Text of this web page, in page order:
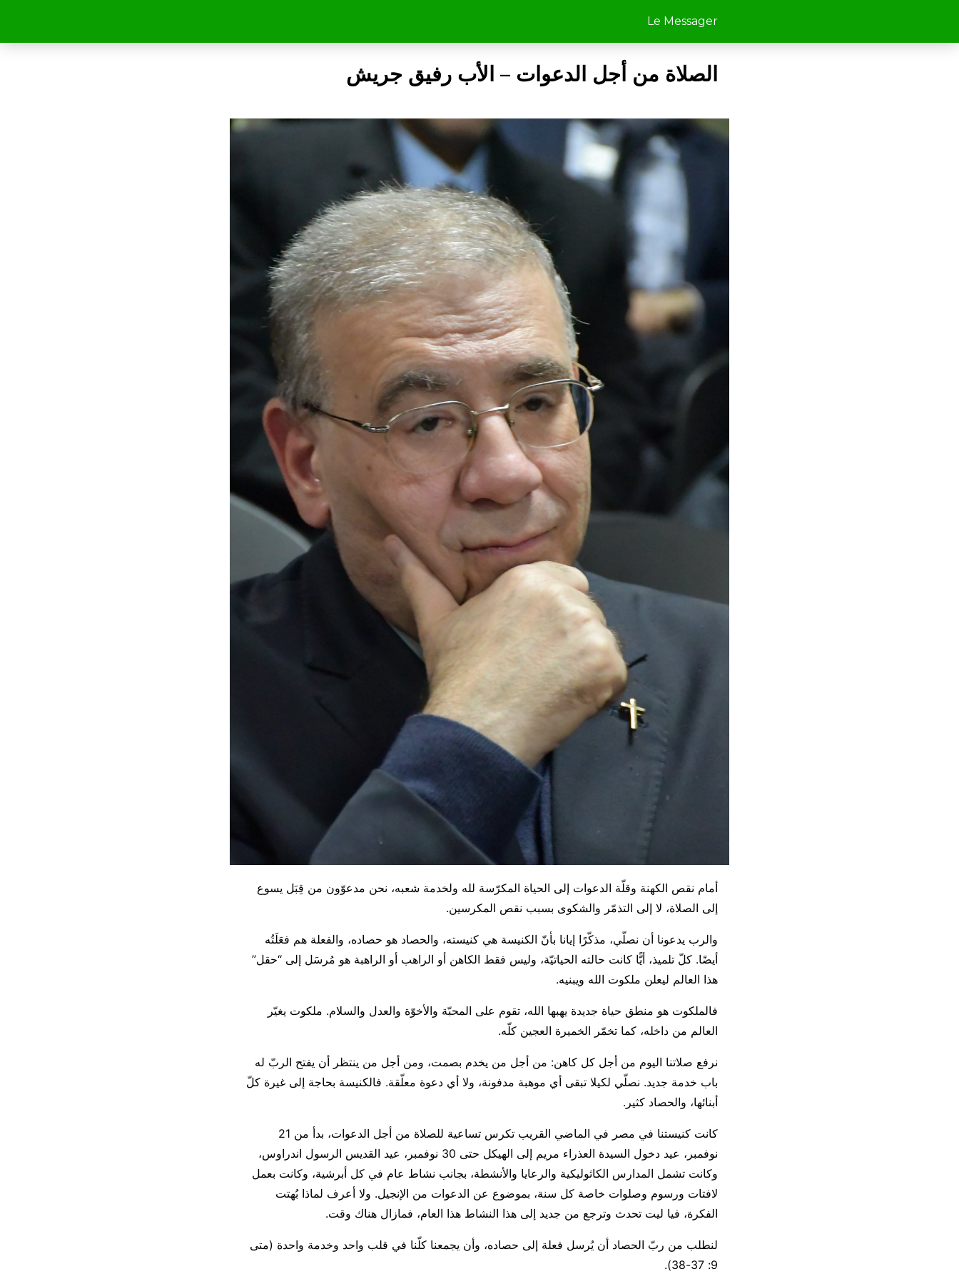
Le Messager
الصلاة من أجل الدعوات – الأب رفيق جريش
أمام نقص الكهنة وقلّة الدعوات إلى الحياة المكرّسة لله ولخدمة شعبه، نحن مدعوّون من قِبَل يسوع
إلى الصلاة، لا إلى التذمّر والشكوى بسبب نقص المكرسين.
والرب يدعونا أن نصلّي، مذكّرًا إيانا بأنّ الكنيسة هي كنيسته، والحصاد هو حصاده، والفعلة هم فعَلَتُه
أيضًا. كلّ تلميذ، أيًّا كانت حالته الحياتيّة، وليس فقط الكاهن أو الراهب أو الراهبة هو مُرسَل إلى “حقل”
هذا العالم ليعلن ملكوت الله ويبنيه.
فالملكوت هو منطق حياة جديدة يهبها الله، تقوم على المحبّة والأخوّة والعدل والسلام. ملكوت يغيّر
العالم من داخله، كما تخمّر الخميرة العجين كلّه.
نرفع صلاتنا اليوم من أجل كل كاهن: من أجل من يخدم بصمت، ومن أجل من ينتظر أن يفتح الربّ له
باب خدمة جديد. نصلّي لكيلا تبقى أي موهبة مدفونة، ولا أي دعوة معلّقة. فالكنيسة بحاجة إلى غيرة كلّ
أبنائها، والحصاد كثير.
كانت كنيستنا في مصر في الماضي القريب تكرس تساعية للصلاة من أجل الدعوات، بدأ من 21
نوفمبر، عيد دخول السيدة العذراء مريم إلى الهيكل حتى 30 نوفمبر، عيد القديس الرسول اندراوس،
وكانت تشمل المدارس الكاثوليكية والرعايا والأنشطة، بجانب نشاط عام في كل أبرشية، وكانت بعمل
لافتات ورسوم وصلوات خاصة كل سنة، بموضوع عن الدعوات من الإنجيل. ولا أعرف لماذا بُهتت
الفكرة، فيا ليت تحدث وترجع من جديد إلى هذا النشاط هذا العام، فمازال هناك وقت.
لنطلب من ربّ الحصاد أن يُرسل فعلة إلى حصاده، وأن يجمعنا كلّنا في قلب واحد وخدمة واحدة (متى
9: 37-38).